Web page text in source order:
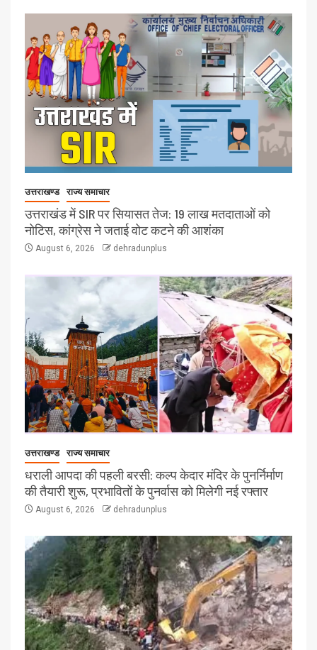
उत्तराखण्ड राज्य समाचार
उत्तराखंड में SIR पर सियासत तेज: 19 लाख मतदाताओं को
नोटिस, कांग्रेस ने जताई वोट कटने की आशंका
August 6, 2026 dehradunplus
उत्तराखण्ड राज्य समाचार
धराली आपदा की पहली बरसी: कल्प केदार मंदिर के पुनर्निर्माण
की तैयारी शुरू, प्रभावितों के पुनर्वास को मिलेगी नई रफ्तार
August 6, 2026 dehradunplus